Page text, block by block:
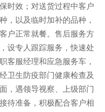
时效；对送货过程中客户
，以及临时加补的品种，
户正常就餐。售后服务方
设专人跟踪服务，快速处
客服经理和应急服务车，
卫生防疫部门健康检查及
，遇领导视察、上级部门
待准备，积极配合客户相